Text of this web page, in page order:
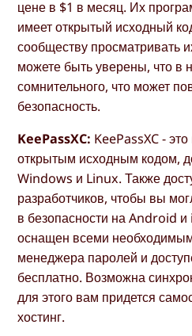
цене в $1 в месяц. Их
имеет открытый исходный
сообществу просматривать
можете быть уверены, что в
сомнительного, что может
безопасность.
KeePassXC: KeePassXC -
открытым исходным кодом,
Windows и Linux. Также
разработчиков, чтобы вы
в безопасности на Android и
оснащен всеми
менеджера паролей и
бесплатно. Возможна
для этого вам придется
хостинг.